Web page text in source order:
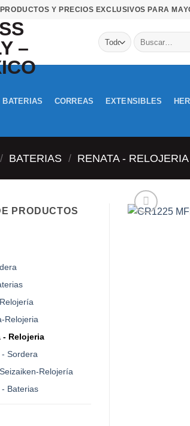
Y PRECIOS EXCLUSIVOS PARA
Buscar
por:
BATERIAS CORREAS EXTENSIBLES
/ BATERIAS / RENATA - RELOJERIA
PRODUCTOS
Relojeria
- Relojeria
Sordera
Relojería
Baterias